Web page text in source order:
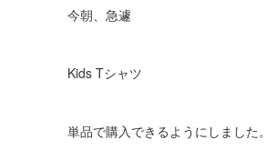
今朝、急遽
Kids Tシャツ
単品で購入できるようにしました。